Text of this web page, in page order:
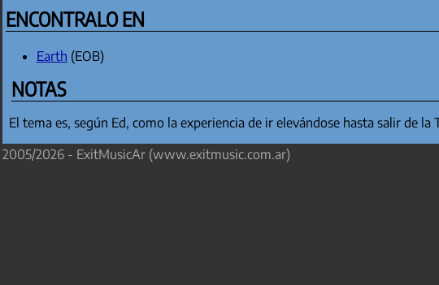
ENCONTRALO EN
Earth (EOB)
NOTAS
El tema es, según Ed, como la experiencia de ir elevándose hasta salir de
2005/2026 - ExitMusicAr (www.exitmusic.com.ar)